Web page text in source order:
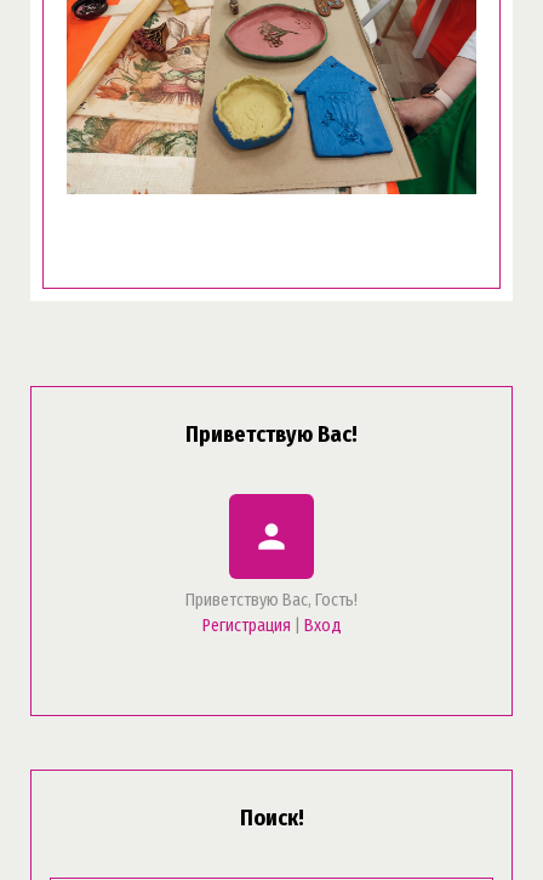
Приветствую Вас!
person
Приветствую Вас, Гость!
Регистрация
Вход
Поиск!